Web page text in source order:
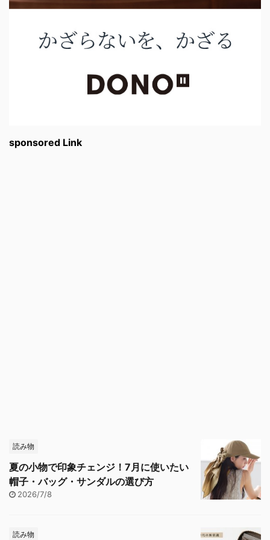
sponsored Link
読み物
夏の小物で印象チェンジ！7月に使いたい
帽子・バッグ・サンダルの選び方
2026/7/8
読み物